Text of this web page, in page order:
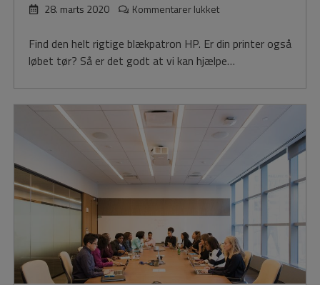
28. marts 2020
Kommentarer lukkettil
Epson
Find den helt rigtige blækpatron HP. Er din printer også
løbet tør? Så er det godt at vi kan hjælpe…